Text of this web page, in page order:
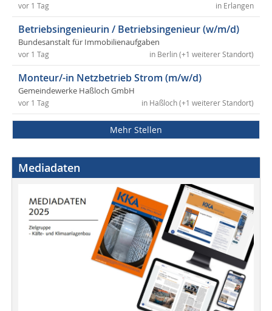
in Erlangen
vor 1 Tag
Betriebsingenieurin / Betriebsingenieur (w/m/d)
Bundesanstalt für Immobilienaufgaben
in Berlin (+1 weiterer Standort)
vor 1 Tag
Monteur/-in Netzbetrieb Strom (m/w/d)
Gemeindewerke Haßloch GmbH
in Haßloch (+1 weiterer Standort)
vor 1 Tag
Mehr Stellen
Mediadaten